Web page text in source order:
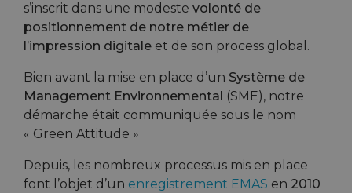
s’inscrit dans une modeste volonté de
positionnement de notre métier de
l’impression digitale et de son process global.
Bien avant la mise en place d’un Système de
Management Environnemental (SME), notre
démarche était communiquée sous le nom
« Green Attitude »
Depuis, les nombreux processus mis en place
font l’objet d’un enregistrement EMAS en 2010